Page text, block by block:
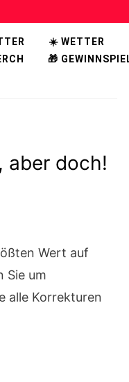
☀️ WETTER
🎁
aber doch!
Wert auf
Sie um
alle Korrekturen